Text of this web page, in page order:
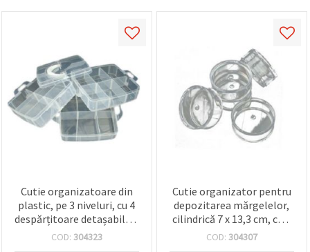
Cutie organizatoare din
plastic, pe 3 niveluri, cu 4
despărțitoare detașabile –
ideală pentru depozitarea
COD: 304323
Cutie organizator pentru
depozitarea mărgelelor,
cilindrică 7 x 13,3 cm, cu 5
compartimente (2,4 cm)
COD: 304307